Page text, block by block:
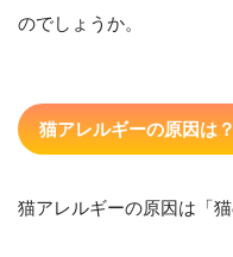
のでしょうか。
猫アレルギーの原因は？
猫アレルギーの原因は「